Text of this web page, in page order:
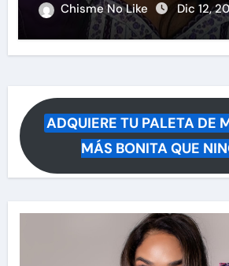
Chisme No Like Dic 12,
ADQUIERE TU PALETA DE
MÁS BONITA QUE